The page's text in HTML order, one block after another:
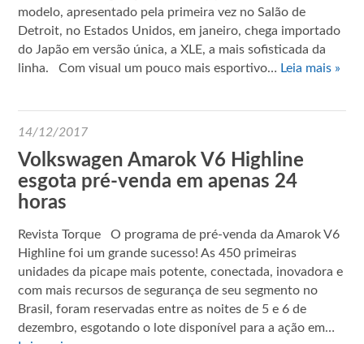
modelo, apresentado pela primeira vez no Salão de
Detroit, no Estados Unidos, em janeiro, chega importado
do Japão em versão única, a XLE, a mais sofisticada da
linha. Com visual um pouco mais esportivo… Leia mais »
14/12/2017
Volkswagen Amarok V6 Highline
esgota pré-venda em apenas 24
horas
Revista Torque O programa de pré-venda da Amarok V6
Highline foi um grande sucesso! As 450 primeiras
unidades da picape mais potente, conectada, inovadora e
com mais recursos de segurança de seu segmento no
Brasil, foram reservadas entre as noites de 5 e 6 de
dezembro, esgotando o lote disponível para a ação em…